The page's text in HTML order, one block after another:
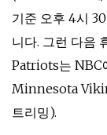
기준 오후 4시
니다. 그런 다음
Patriots는 NBC
Minnesota
트리밍).